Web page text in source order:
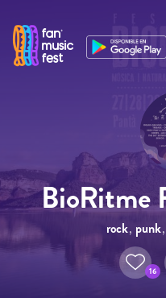
BioRitme
rock, punk,
16